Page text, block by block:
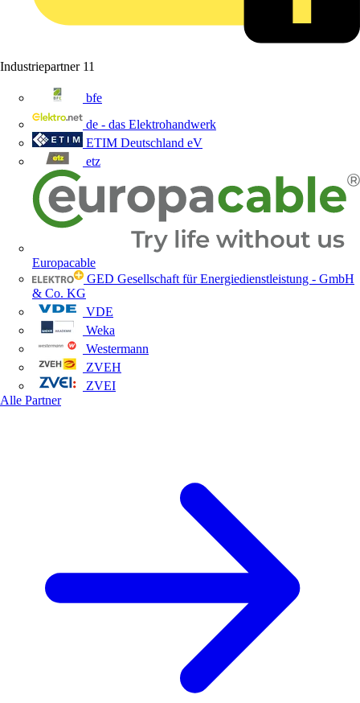
Industriepartner 11
bfe
de - das Elektrohandwerk
ETIM Deutschland eV
etz
Europacable
GED Gesellschaft für Energiedienstleistung - GmbH
& Co. KG
VDE
Weka
Westermann
ZVEH
ZVEI
Alle Partner